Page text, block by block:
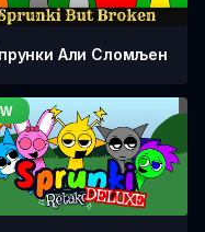
Али Сломљен